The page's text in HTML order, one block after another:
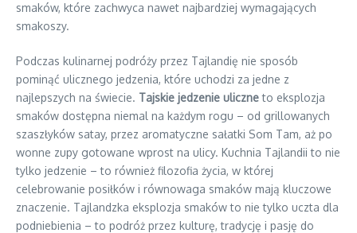
smaków, które zachwyca nawet najbardziej wymagających
smakoszy.
Podczas kulinarnej podróży przez Tajlandię nie sposób
pominąć ulicznego jedzenia, które uchodzi za jedne z
najlepszych na świecie. Tajskie jedzenie uliczneto eksplozja
smaków dostępna niemal na każdym rogu – od grillowanych
szaszłyków satay, przez aromatyczne sałatki Som Tam, aż po
wonne zupy gotowane wprost na ulicy. Kuchnia Tajlandii to nie
tylko jedzenie – to również filozofia życia, w której
celebrowanie posiłków i równowaga smaków mają kluczowe
znaczenie. Tajlandzka eksplozja smaków to nie tylko uczta dla
podniebienia – to podróż przez kulturę, tradycję i pasję do